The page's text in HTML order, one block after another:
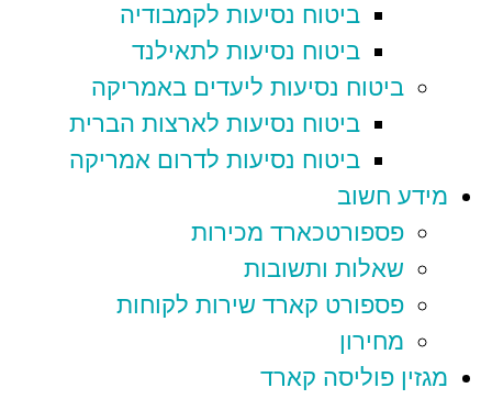
ביטוח נסיעות לקמבודיה
ביטוח נסיעות לתאילנד
ביטוח נסיעות ליעדים באמריקה
ביטוח נסיעות לארצות הברית
ביטוח נסיעות לדרום אמריקה
מידע חשוב
פספורטכארד מכירות
שאלות ותשובות
פספורט קארד שירות לקוחות
מחירון
מגזין פוליסה קארד